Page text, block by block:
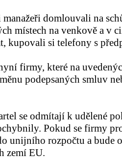
domlouvali na
místech na venkově a v
kupovali si telefony s
firmy, které na
podepsaných smluv
se odmítají k udělené
Pokud se firmy
unijního rozpočtu a bude
zemí EU.